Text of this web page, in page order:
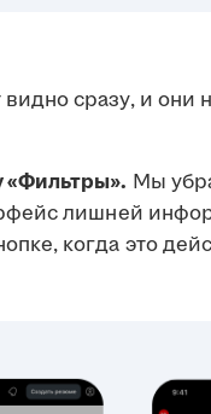
сразу, и они
«Фильтры». Мы
лишней
когда это